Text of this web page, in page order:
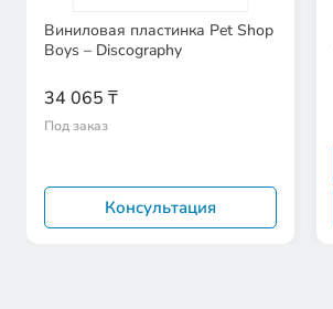
Виниловая пластинка Pet Shop
Boys – Discography
34 065 ₸
Под заказ
Консультация